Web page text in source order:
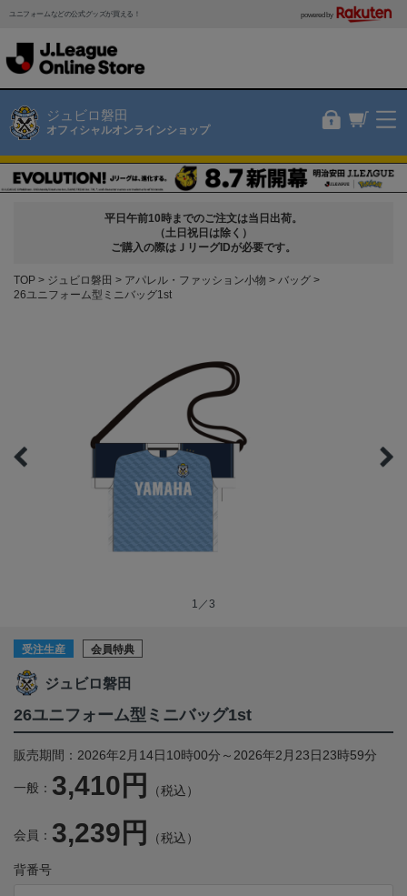
ユニフォームなどの公式グッズが買える！ powered by
ジュビロ磐田
オフィシャルオンラインショップ
平日午前10時までのご注文は当日出荷。
（土日祝日は除く）
ご購入の際はＪリーグIDが必要です。
TOP ジュビロ磐田 アパレル・ファッション小物
バッグ
26ユニフォーム型ミニバッグ1st
1／3
受注生産 会員特典
ジュビロ磐田
26ユニフォーム型ミニバッグ1st
販売期間：2026年2月14日10時00分～2026年2月23日23時59分
一般： 3,410円 （税込）
会員： 3,239円 （税込）
背番号